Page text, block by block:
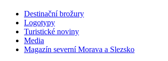
Destinační brožury
Logotypy
Turistické noviny
Media
Magazín severní Morava a Slezsko